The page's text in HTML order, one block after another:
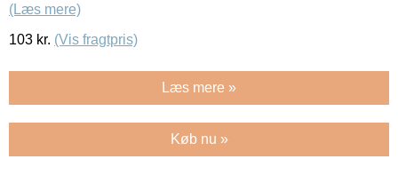
(Læs mere)
103 kr. (Vis fragtpris)
Læs mere »
Køb nu »